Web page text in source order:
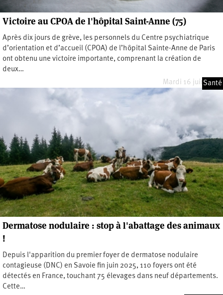
Victoire au CPOA de l'hôpital Saint-Anne (75)
Après dix jours de grève, les personnels du Centre psychiatrique
d’orientation et d’accueil (CPOA) de l’hôpital Sainte-Anne de Paris
ont obtenu une victoire importante, comprenant la création de
deux…
Mardi 16 juin 2026
Santé
Dermatose nodulaire : stop à l'abattage des animaux
!
Depuis l'apparition du premier foyer de dermatose nodulaire
contagieuse (DNC) en Savoie fin juin 2025, 110 foyers ont été
détectés en France, touchant 75 élevages dans neuf départements.
Cette…